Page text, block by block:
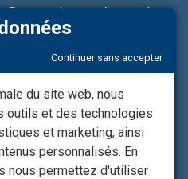
: Pompes immergées ou de
automatiques, pour gasoil,
irrigation : Des pompes
et durables, capables
agricoles, industriels ou
ou transfert d’eau.
Continuer sans accepter
du site web, nous
outils et des technologies
et marketing, ainsi
personnalisés. En
nous permettez d'utiliser